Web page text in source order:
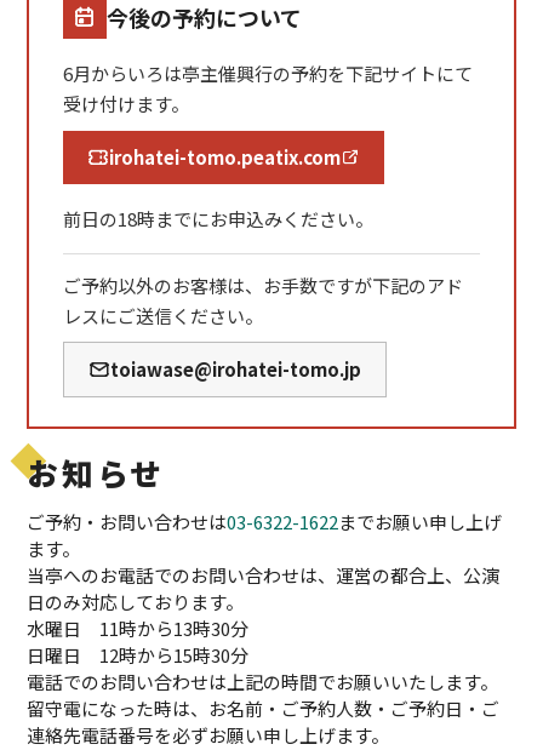
今後の予約について
6月からいろは亭主催興行の予約を下記サイトにて
受け付けます。
irohatei-tomo.peatix.com
前日の18時までにお申込みください。
ご予約以外のお客様は、お手数ですが下記のアド
レスにご送信ください。
toiawase@irohatei-tomo.jp
お知らせ
ご予約・お問い合わせは03-6322-1622までお願い申し上げ
ます。
当亭へのお電話でのお問い合わせは、運営の都合上、公演
日のみ対応しております。
水曜日 11時から13時30分
日曜日 12時から15時30分
電話でのお問い合わせは上記の時間でお願いいたします。
留守電になった時は、お名前・ご予約人数・ご予約日・ご
連絡先電話番号を必ずお願い申し上げます。